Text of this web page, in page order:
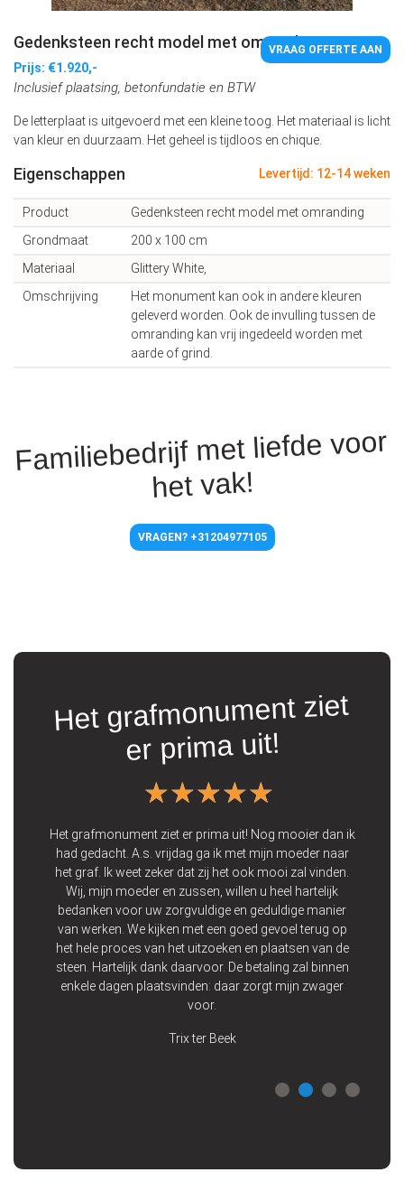
Gedenksteen recht model met omranding
Prijs: €1.920,-
Inclusief plaatsing, betonfundatie en BTW
De letterplaat is uitgevoerd met een kleine toog. Het materiaal is licht
van kleur en duurzaam. Het geheel is tijdloos en chique.
VRAAG OFFERTE AAN
Levertijd: 12-14 weken
Eigenschappen
Product
Gedenksteen recht model met omranding
Grondmaat
200 x 100 cm
Materiaal
Glittery White,
Omschrijving
Het monument kan ook in andere kleuren
geleverd worden. Ook de invulling tussen de
omranding kan vrij ingedeeld worden met
aarde of grind.
Familiebedrijf met liefde voor
het vak!
VRAGEN? +31204977105
Het grafmonument ziet
er prima uit!
★★★★★
★★★★★
Het grafmonument ziet er prima uit! Nog mooier dan ik
had gedacht. A.s. vrijdag ga ik met mijn moeder naar
het graf. Ik weet zeker dat zij het ook mooi zal vinden.
Wij, mijn moeder en zussen, willen u heel hartelijk
bedanken voor uw zorgvuldige en geduldige manier
van werken. We kijken met een goed gevoel terug op
het hele proces van het uitzoeken en plaatsen van de
steen. Hartelijk dank daarvoor. De betaling zal binnen
enkele dagen plaatsvinden: daar zorgt mijn zwager
voor.
Trix ter Beek